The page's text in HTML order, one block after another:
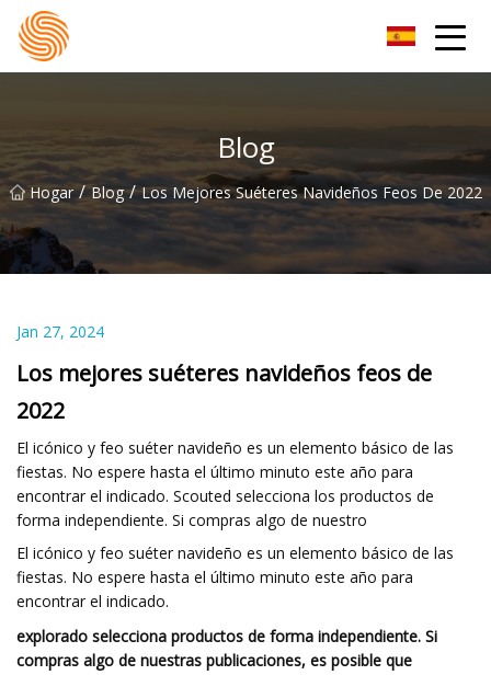
Blog
Hogar / Blog / Los Mejores Suéteres Navideños Feos De 2022
Jan 27, 2024
Los mejores suéteres navideños feos de
2022
El icónico y feo suéter navideño es un elemento básico de las
fiestas. No espere hasta el último minuto este año para
encontrar el indicado. Scouted selecciona los productos de
forma independiente. Si compras algo de nuestro
El icónico y feo suéter navideño es un elemento básico de las
fiestas. No espere hasta el último minuto este año para
encontrar el indicado.
explorado selecciona productos de forma independiente. Si
compras algo de nuestras publicaciones, es posible que